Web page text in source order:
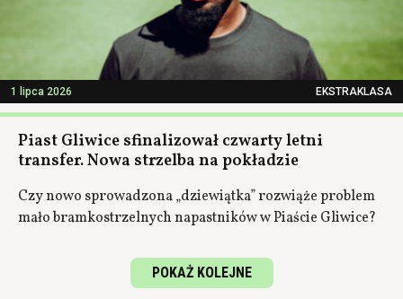
1 lipca 2026 EKSTRAKLASA
Piast Gliwice sfinalizował czwarty letni
transfer. Nowa strzelba na pokładzie
Czy nowo sprowadzona „dziewiątka” rozwiąże problem
mało bramkostrzelnych napastników w Piaście Gliwice?
POKAŻ KOLEJNE